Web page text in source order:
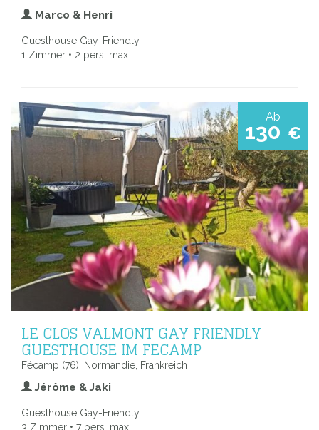
Marco & Henri
Guesthouse Gay-Friendly
1 Zimmer • 2 pers. max.
Ab
130 €
LE CLOS VALMONT GAY FRIENDLY
GUESTHOUSE IM FECAMP
Fécamp (76), Normandie, Frankreich
Jérôme & Jaki
Guesthouse Gay-Friendly
3 Zimmer • 7 pers. max.